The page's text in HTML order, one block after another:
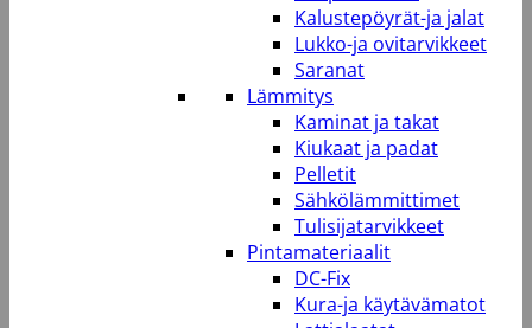
Kalustepöyrät-ja jalat
Lukko-ja ovitarvikkeet
Saranat
Lämmitys
Kaminat ja takat
Kiukaat ja padat
Pelletit
Sähkölämmittimet
Tulisijatarvikkeet
Pintamateriaalit
DC-Fix
Kura-ja käytävämatot